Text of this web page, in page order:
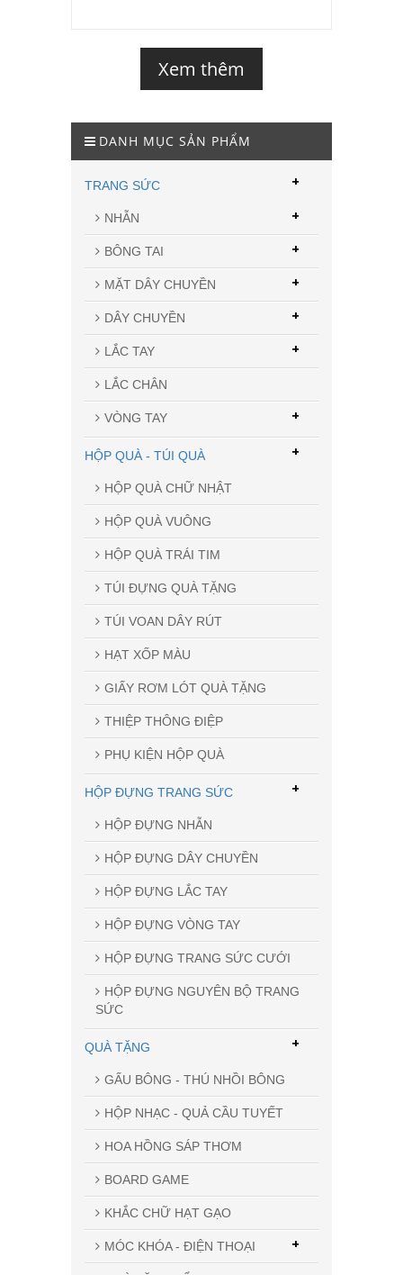
Xem thêm
DANH MỤC SẢN PHẨM
TRANG SỨC
NHẪN +
BÔNG TAI +
MẶT DÂY CHUYỀN +
DÂY CHUYỀN +
LẮC TAY +
LẮC CHÂN
VÒNG TAY +
+
HỘP QUÀ - TÚI QUÀ
HỘP QUÀ CHỮ NHẬT
HỘP QUÀ VUÔNG
HỘP QUÀ TRÁI TIM
TÚI ĐỰNG QUÀ TẶNG
TÚI VOAN DÂY RÚT
HẠT XỐP MÀU
GIẤY RƠM LÓT QUÀ TẶNG
THIỆP THÔNG ĐIỆP
PHỤ KIỆN HỘP QUÀ
+
HỘP ĐỰNG TRANG SỨC
HỘP ĐỰNG NHẪN
HỘP ĐỰNG DÂY CHUYỀN
HỘP ĐỰNG LẮC TAY
HỘP ĐỰNG VÒNG TAY
HỘP ĐỰNG TRANG SỨC CƯỚI
HỘP ĐỰNG NGUYÊN BỘ TRANG
SỨC
+
QUÀ TẶNG
GẤU BÔNG - THÚ NHỒI BÔNG
HỘP NHẠC - QUẢ CẦU TUYẾT
HOA HỒNG SÁP THƠM
BOARD GAME
KHẮC CHỮ HẠT GẠO
MÓC KHÓA - ĐIỆN THOẠI +
+